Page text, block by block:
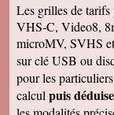
Encore
de la pub
souhaite
vidéos à
J'ai reçu
Bonnes
travaux.
Les grilles de tarifs
VHS-C, Video8,
microMV, SVHS
sur clé USB ou
pour les
calcul puis